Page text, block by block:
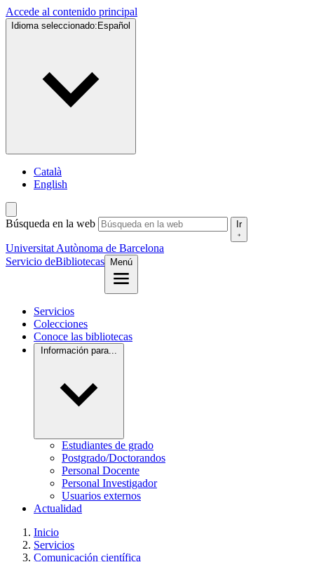
Accede al contenido principal
Idioma seleccionado: Español
Català
English
Búsqueda en la web Ir
Universitat Autònoma de Barcelona
Servicio deBibliotecas Menú
Servicios
Colecciones
Conoce las bibliotecas
Información para...
Estudiantes de grado
Postgrado/Doctorandos
Personal Docente
Personal Investigador
Usuarios externos
Actualidad
Inicio
Servicios
Comunicación científica